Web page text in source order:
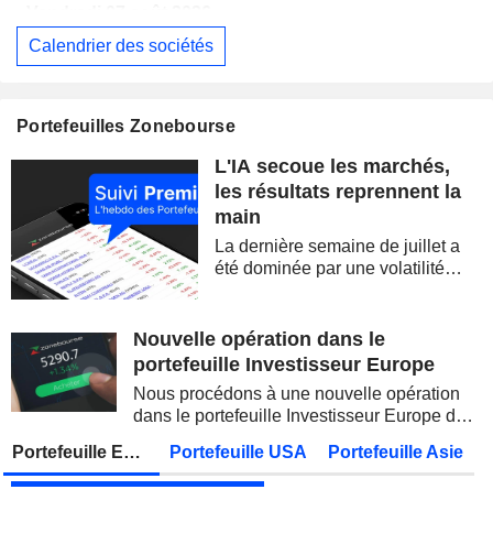
EUTELSAT COMMUNICATIONS
STATE BANK OF INDIA
OVERSEA-CHINESE BANKING CORPORATION LIMITED Publication des résultats - Q2 2026
MUNICH RE
JAPAN POST BANK CO., LTD. Publication des résultats - Q1 2027
ADNOC GAS PLC
KDDI CORPORATION Publication des résultats - Q1 2027
FUJIKURA LTD. Publication des résultats - Q1 2027
Calendrier des sociétés
Portefeuilles Zonebourse
L'IA secoue les marchés,
les résultats reprennent la
main
La dernière semaine de juillet a
été dominée par une volatilité
semi-conducteurs. Les
inquiétudes sur la soutenabilité
Nouvelle opération dans le
portefeuille Investisseur Europe
Nous procédons à une nouvelle opération
dans le portefeuille Investisseur Europe de
Portefeuille Europe Portefeuille USA Portefeuille Asie